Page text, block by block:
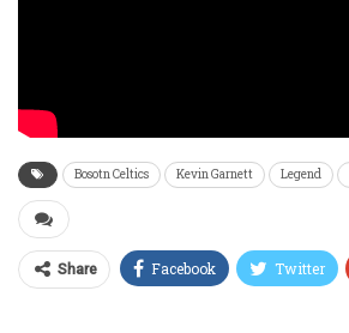
Bosotn Celtics Kevin Garnett Legend
Share Facebook Twitter